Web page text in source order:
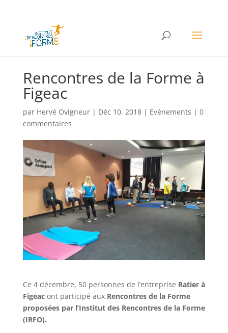
Rencontres de la Forme à
Figeac
par Hervé Ovigneur| Déc 10, 2018| Evénements | 0
commentaires
Ce 4 décembre, 50 personnes de l’entreprise Ratier à
Figeacont participé aux Rencontres de la Forme
proposées par l’Institut des Rencontres de la Forme
(IRFO).